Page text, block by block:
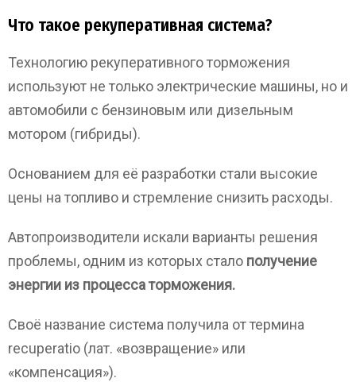
Что такое рекуперативная система?
Технологию рекуперативного торможения
используют не только электрические машины, но и
автомобили с бензиновым или дизельным
мотором (гибриды).
Основанием для её разработки стали высокие
цены на топливо и стремление снизить расходы.
Автопроизводители искали варианты решения
проблемы, одним из которых стало получение
энергии из процесса торможения.
Своё название система получила от термина
recuperatio (лат. «возвращение» или
«компенсация»).